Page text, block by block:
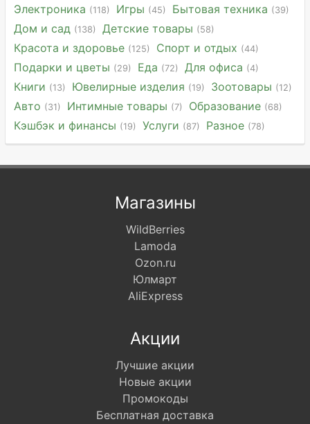
Электроника (118) Игры (45) Бытовая техника (39)
Дом и сад (138) Детские товары (58)
Красота и здоровье (125) Спорт и отдых (44)
Подарки и цветы (29) Еда (72) Для офиса (4)
Книги (13) Ювелирные изделия (19) Зоотовары (12)
Авто (31) Интимные товары (7) Образование (68)
Кэшбэк и финансы (19) Услуги (87) Разное (78)
Магазины
WildBerries
Lamoda
Ozon.ru
Юлмарт
AliExpress
Акции
Лучшие акции
Новые акции
Промокоды
Бесплатная доставка